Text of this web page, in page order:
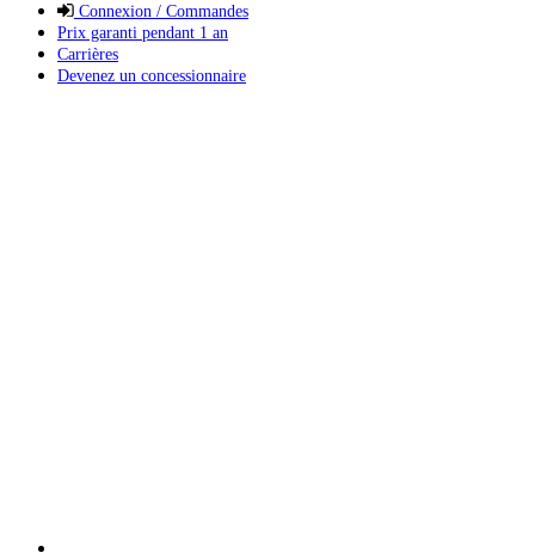
Connexion / Commandes
Prix garanti pendant 1 an
Carrières
Devenez un concessionnaire